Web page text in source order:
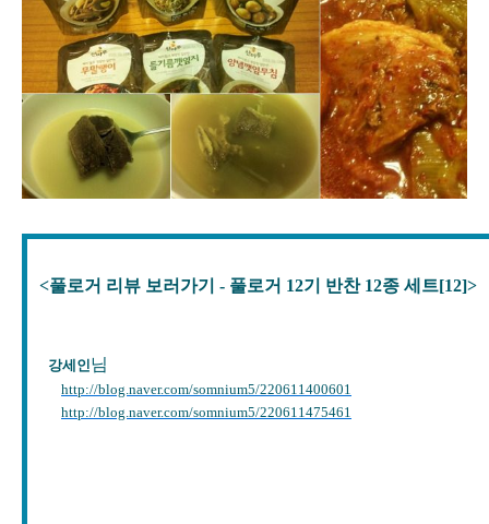
<풀로거 리뷰 보러가기 - 풀로거 12기 반찬 12종 세트[12]>
강세인님
http://blog.naver.com/somnium5/220611400601
http://blog.naver.com/somnium5/220611475461